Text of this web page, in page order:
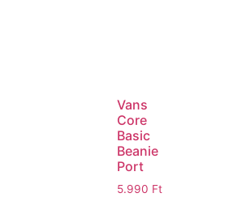
Vans
Core
Basic
Beanie
Port
5.990 Ft